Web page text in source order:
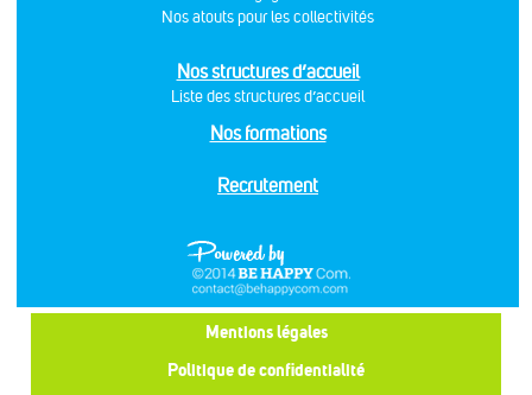
Nos atouts pour les collectivités
Nos structures d’accueil
Liste des structures d’accueil
Nos formations
Recrutement
Mentions légales
Politique de confidentialité